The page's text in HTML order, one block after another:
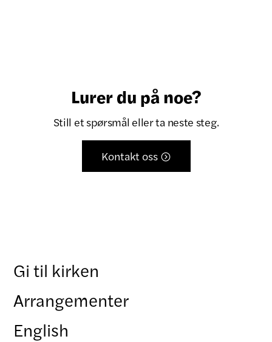
Lurer du på noe?
Still et spørsmål eller ta neste steg.
Kontakt oss 
Gi til kirken
Arrangementer
English